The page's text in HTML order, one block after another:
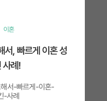
이혼
서, 빠르게 이혼 성
사례!
서-빠르게-이혼-
-사례